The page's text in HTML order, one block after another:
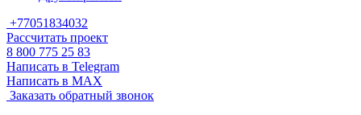
+77051834032
Рассчитать проект
8 800 775 25 83
Написать в Telegram
Написать в MAX
Заказать обратный звонок